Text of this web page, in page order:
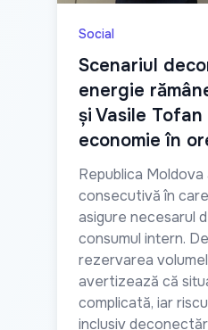
Social
Scenariul
energie
și Vasile
economie în
Republica
consecutivă în
asigure necesarul
consumul intern.
rezervarea
avertizează că
complicată, iar
inclusiv